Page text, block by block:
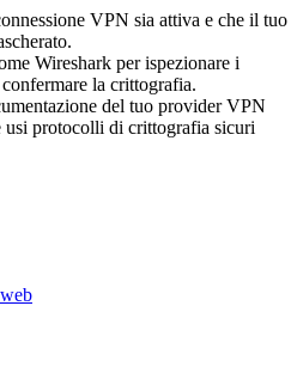
VPN sia attiva e che il tuo
Wireshark per ispezionare i
la crittografia.
del tuo provider VPN
usi protocolli di crittografia sicuri